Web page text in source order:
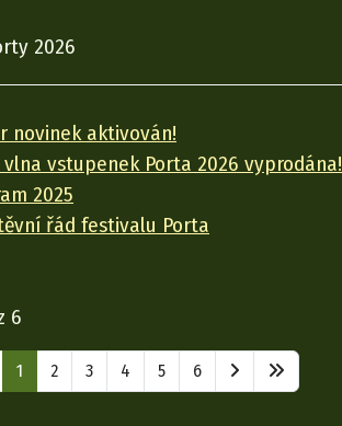
2026
novinek aktivován!
vstupenek Porta 2026 vyprodána!
2025
řád festivalu Porta
6
1 2 3 4 5 6